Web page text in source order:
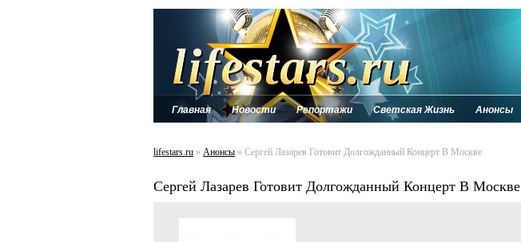
Главная Новости Репортажи Светская Жизнь Анонсы
lifestars.ru » Анонсы » Сергей Лазарев Готовит Долгожданный Концерт В Москве
Сергей Лазарев Готовит Долгожданный Концерт В Москве